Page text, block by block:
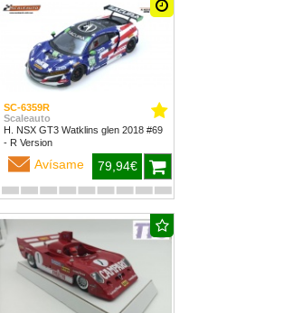
SC-6359R
Scaleauto
H. NSX GT3 Watklins glen 2018 #69
- R Version
Avísame 79,94€